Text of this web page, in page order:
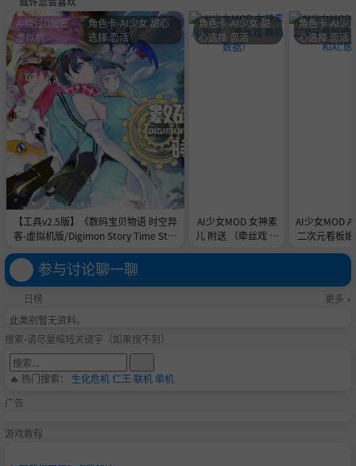
【工具v2.5版】《数码宝贝物语 时空异
客-虚拟机版/Digimon Story Time Stra
官中免安装-简中31.1GB
A-绕过D加密
虚拟机
角色卡-AI少女 甜心
选择 恋活
AI少女MOD 女神素
儿 附送 （牵丝戏 舞
角色卡-AI少女 甜
心选择 恋活
AI少女MOD A
二次元看板
角色卡-AI少
心选择 恋活
参与讨论聊一聊
日榜
更多 »
此类别暂无资料。
搜索-请尽量缩短关键字（如果搜不到）
🔥 热门搜索： 生化危机仁王 联机单机
广告
游戏教程